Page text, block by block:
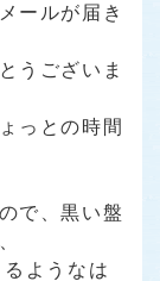
ールが届き
うございま
っとの時間
で、黒い盤
ようなは